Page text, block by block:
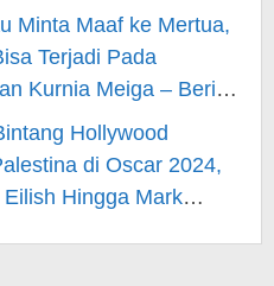
Minta Maaf ke Mertua,
Terjadi Pada
Kurnia Meiga – Berita
Hollywood
di Oscar 2024,
Hingga Mark